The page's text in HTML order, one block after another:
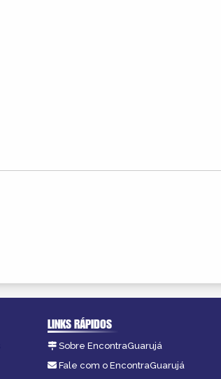
LINKS RÁPIDOS
Sobre EncontraGuarujá
Fale com o EncontraGuarujá